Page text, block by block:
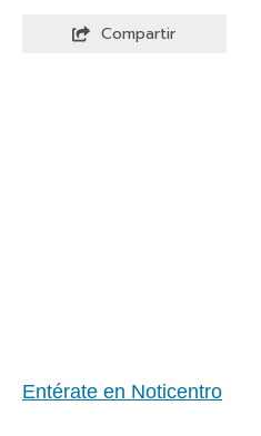
Compartir
Entérate en Noticentro